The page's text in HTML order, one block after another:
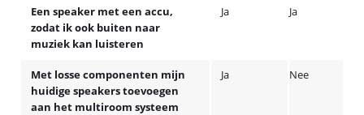
Een speaker met een accu,
zodat ik ook buiten naar
muziek kan luisteren
Ja Ja
Met losse componenten mijn
huidige speakers toevoegen
aan het multiroom systeem
Ja Nee